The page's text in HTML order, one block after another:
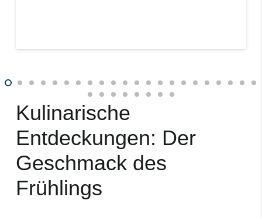
Kulinarische
Entdeckungen: Der
Geschmack des
Frühlings